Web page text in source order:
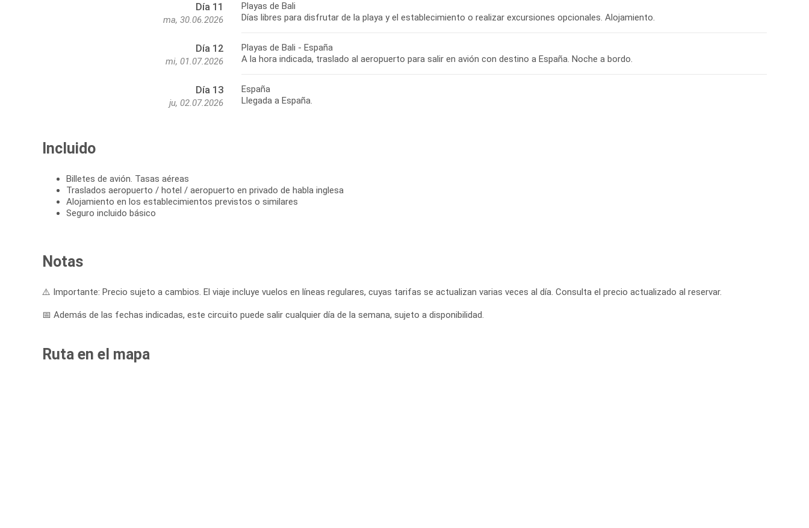
Día 11
ma, 30.06.2026
Playas de Bali
Días libres para disfrutar de la playa y el establecimiento o realizar excursiones opcionales. Alojamiento.
Día 12
mi, 01.07.2026
Playas de Bali - España
A la hora indicada, traslado al aeropuerto para salir en avión con destino a España. Noche a bordo.
Día 13
ju, 02.07.2026
España
Llegada a España.
Incluido
Billetes de avión. Tasas aéreas
Traslados aeropuerto / hotel / aeropuerto en privado de habla inglesa
Alojamiento en los establecimientos previstos o similares
Seguro incluido básico
Notas
⚠️ Importante: Precio sujeto a cambios. El viaje incluye vuelos en líneas regulares, cuyas tarifas se actualizan varias veces al día. Consulta el precio actualizado al reservar.
📅 Además de las fechas indicadas, este circuito puede salir cualquier día de la semana, sujeto a disponibilidad.
Ruta en el mapa